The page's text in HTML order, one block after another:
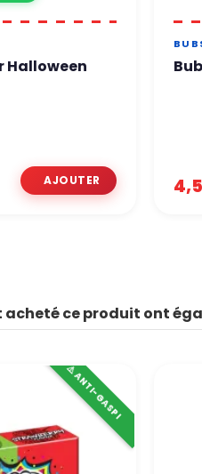
Halloween
acheté ce produit ont
⚠️ ANTI-GASPI